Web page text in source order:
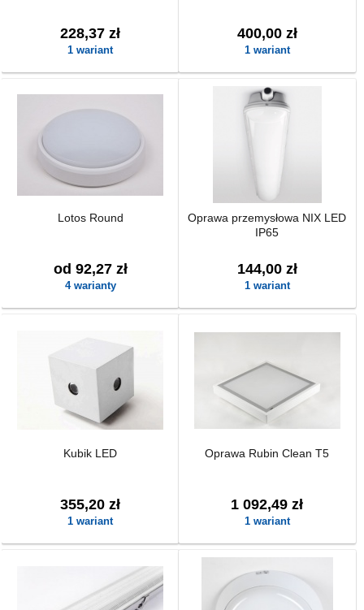
228,37 zł
1 wariant
400,00 zł
1 wariant
Lotos Round
od 92,27 zł
4 warianty
Oprawa przemysłowa NIX LED
IP65
144,00 zł
1 wariant
Kubik LED
355,20 zł
1 wariant
Oprawa Rubin Clean T5
1 092,49 zł
1 wariant